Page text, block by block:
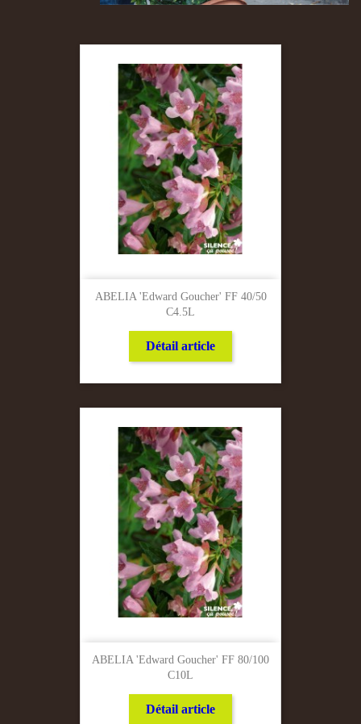
ABELIA 'Edward Goucher' FF 40/50
C4.5L
Détail article
ABELIA 'Edward Goucher' FF 80/100
C10L
Détail article